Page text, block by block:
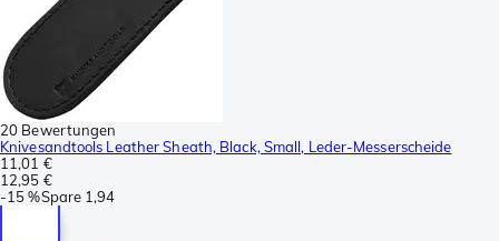
20 Bewertungen
Knivesandtools Leather Sheath, Black, Small, Leder-Messerscheide
11,01 €
12,95 €
-15 %Spare 1,94